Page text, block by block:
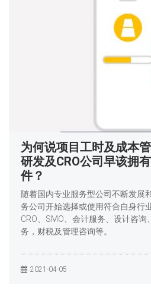
为何说项目工时及成本
研发及CRO公司早该拥
件？
随着国内专业服务型公司不断发展
务公司开始选择或使用符合自身行
CRO、SMO、会计服务、设计咨
务，财税及管理咨询等。
2021-04-05